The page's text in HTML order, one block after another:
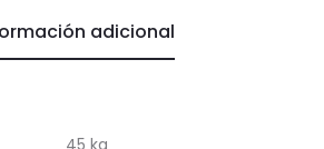
adicional